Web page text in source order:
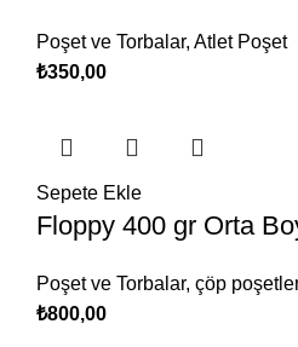
Poşet ve Torbalar, Atlet Poşet
₺350,00
Sepete Ekle
Floppy 400 gr Orta
Poşet ve Torbalar, çöp
₺800,00